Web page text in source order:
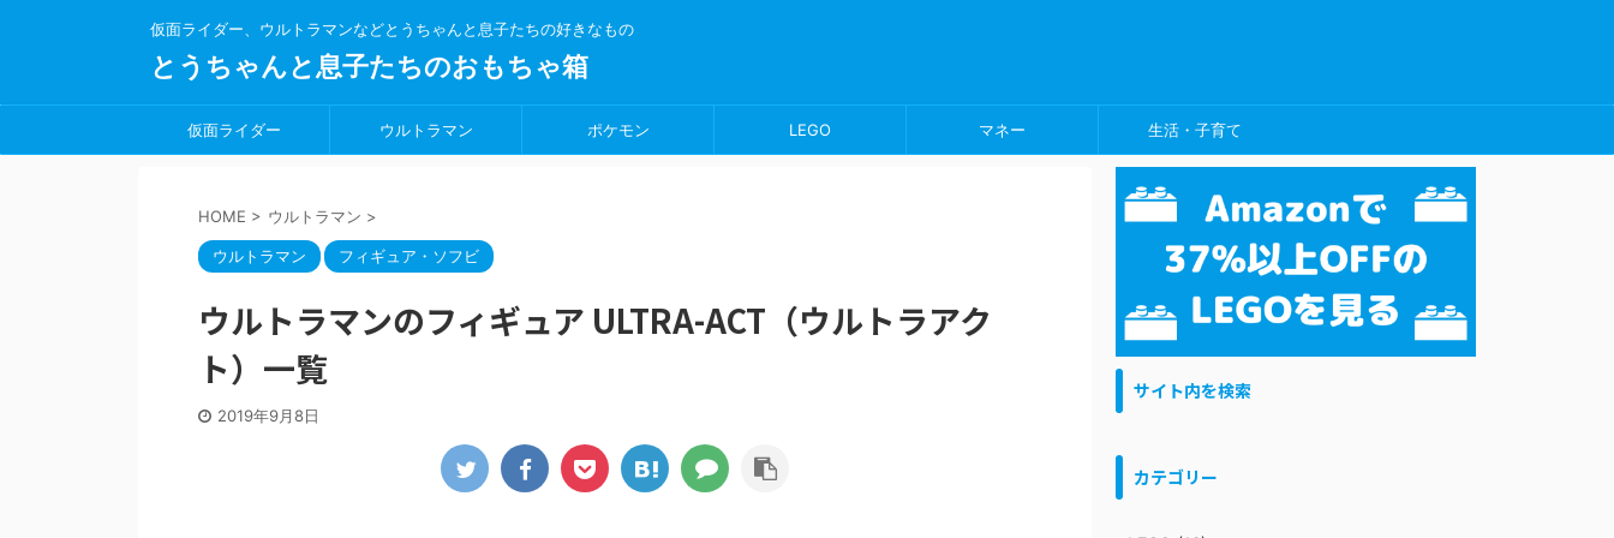
仮面ライダー、ウルトラマンなどとうちゃんと息子たちの好きなもの
とうちゃんと息子たちのおもちゃ箱
仮面ライダー ウルトラマン ポケモン LEGO マネー 生活・子育て
HOME > ウルトラマン >
ウルトラマン フィギュア・ソフビ
ウルトラマンのフィギュア ULTRA-ACT（ウルトラアク
ト）一覧
2019年9月8日
サイト内を検索
カテゴリー